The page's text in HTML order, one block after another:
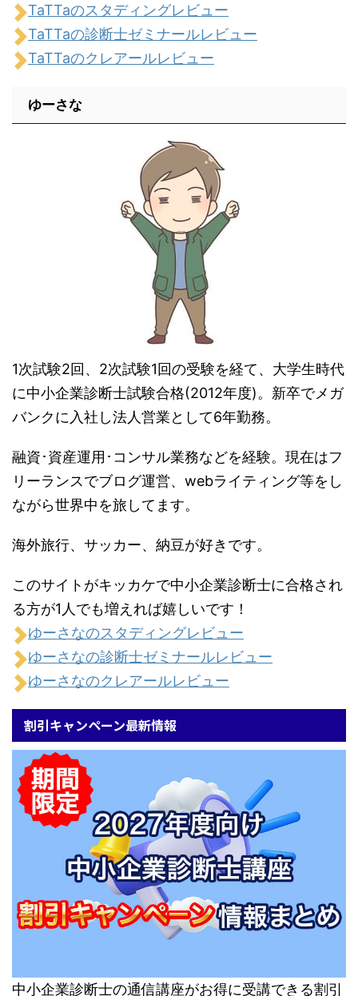
TaTTaのスタディングレビュー
TaTTaの診断士ゼミナールレビュー
TaTTaのクレアールレビュー
ゆーさな
1次試験2回、2次試験1回の受験を経て、大学生時代
に中小企業診断士試験合格(2012年度)。新卒でメガ
バンクに入社し法人営業として6年勤務。
融資･資産運用･コンサル業務などを経験。現在はフ
リーランスでブログ運営、webライティング等をし
ながら世界中を旅してます。
海外旅行、サッカー、納豆が好きです。
このサイトがキッカケで中小企業診断士に合格され
る方が1人でも増えれば嬉しいです！
ゆーさなのスタディングレビュー
ゆーさなの診断士ゼミナールレビュー
ゆーさなのクレアールレビュー
割引キャンペーン最新情報
中小企業診断士の通信講座がお得に受講できる割引